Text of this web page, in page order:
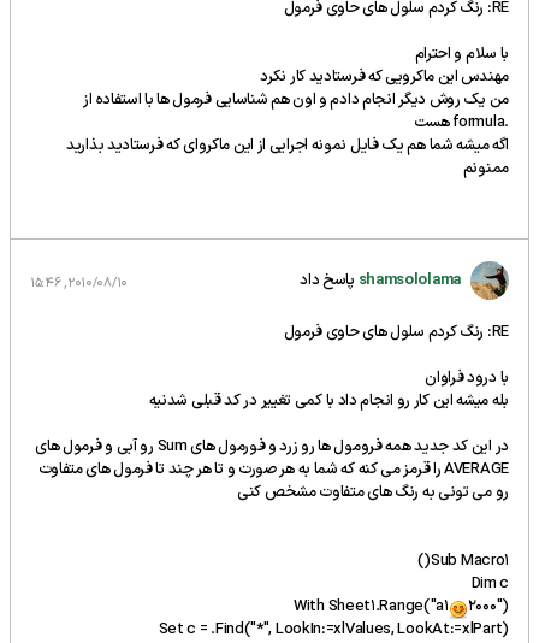
RE: رنگ کردم سلول های حاوی فرمول
با سلام و احترام
مهندس این ماکرویی که فرستادید کار نکرد
من یک روش دیگر انجام دادم و اون هم شناسایی فرمول ها با استفاده از
.formula هست
اگه میشه شما هم یک فایل نمونه اجرایی از این ماکروای که فرستادید بذارید
ممنونم
shamsololama پاسخ داد 2010/08/10, 15:46
RE: رنگ کردم سلول های حاوی فرمول
با درود فراوان
بله میشه این کار رو انجام داد با کمی تغییر در کد قبلی شدنیه
در این کد جدید همه فرومول ها رو زرد و فورمول های Sum رو آبی و فرمول های
AVERAGE را قرمز می کنه که شما به هر صورت و تا هر چند تا فرمول های متفاوت
رو می تونی به رنگ های متفاوت مشخص کنی
Sub Macro1()
Dim c
With Sheet1.Range("a1
2000")
Set c = .Find("*", LookIn:=xlValues, LookAt:=xlPart)